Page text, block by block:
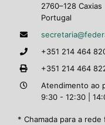
2760–128 Caxias
Portugal
+351 214 464
+351 214 464
Atendimento ao
9:30 - 12:30 |
* Chamada para a rede